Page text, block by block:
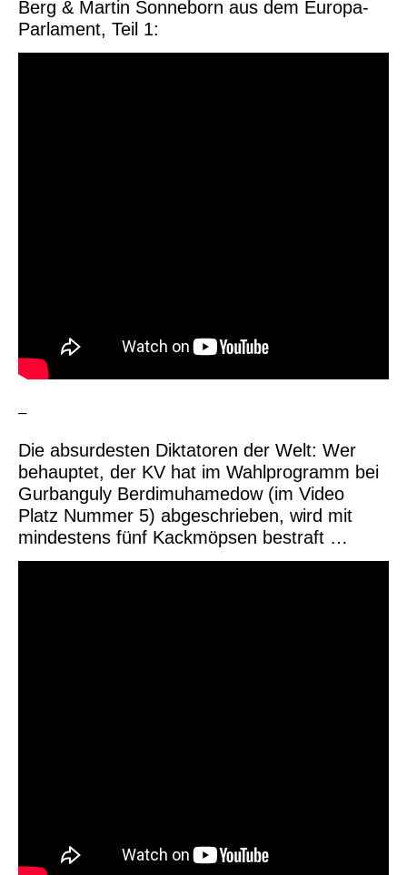
Berg & Martin Sonneborn aus dem Europa-
Parlament, Teil 1:
–
Die absurdesten Diktatoren der Welt: Wer
behauptet, der KV hat im Wahlprogramm bei
Gurbanguly Berdimuhamedow (im Video
Platz Nummer 5) abgeschrieben, wird mit
mindestens fünf Kackmöpsen bestraft …